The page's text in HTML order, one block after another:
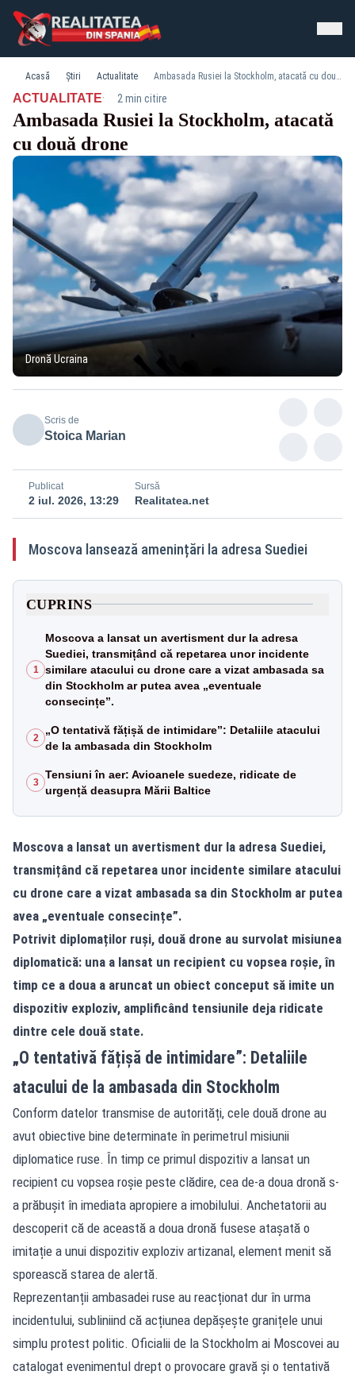
Acasă Știri Actualitate Ambasada Rusiei la Stockholm, atacată cu două drone
ACTUALITATE· 2 min citire
Ambasada Rusiei la Stockholm, atacată
cu două drone
Dronă Ucraina
Scris de
Stoica Marian
Publicat
2 iul. 2026, 13:29
Sursă
Realitatea.net
Moscova lansează amenințări la adresa Suediei
CUPRINS
1
Moscova a lansat un avertisment dur la adresa
Suediei, transmițând că repetarea unor incidente
similare atacului cu drone care a vizat ambasada sa
din Stockholm ar putea avea „eventuale
consecințe”.
2
„O tentativă fățișă de intimidare”: Detaliile atacului
de la ambasada din Stockholm
3
Tensiuni în aer: Avioanele suedeze, ridicate de
urgență deasupra Mării Baltice
Moscova a lansat un avertisment dur la adresa Suediei,
transmițând că repetarea unor incidente similare atacului
cu drone care a vizat ambasada sa din Stockholm ar putea
avea „eventuale consecințe”.
Potrivit diplomaților ruși, două drone au survolat misiunea
diplomatică: una a lansat un recipient cu vopsea roșie, în
timp ce a doua a aruncat un obiect conceput să imite un
dispozitiv exploziv, amplificând tensiunile deja ridicate
dintre cele două state.
„O tentativă fățișă de intimidare”: Detaliile
atacului de la ambasada din Stockholm
Conform datelor transmise de autorități, cele două drone au
avut obiective bine determinate în perimetrul misiunii
diplomatice ruse. În timp ce primul dispozitiv a lansat un
recipient cu vopsea roșie peste clădire, cea de-a doua dronă s-
a prăbușit în imediata apropiere a imobilului. Anchetatorii au
descoperit că de această a doua dronă fusese atașată o
imitație a unui dispozitiv exploziv artizanal, element menit să
sporească starea de alertă.
Reprezentanții ambasadei ruse au reacționat dur în urma
incidentului, subliniind că acțiunea depășește granițele unui
simplu protest politic. Oficialii de la Stockholm ai Moscovei au
catalogat evenimentul drept o provocare gravă și o tentativă